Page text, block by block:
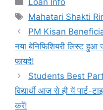
Tags
Mahatari Shakti
PM Kisan
नया बेनिफिशियरी लिस्ट हुआ
फायदे!
Students Best
विद्यार्थी आज से ही यें
करें!